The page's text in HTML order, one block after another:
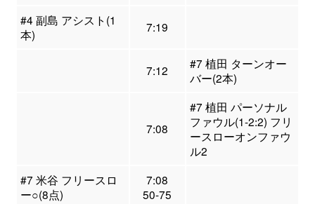
#4 副島 アシスト(1
本)
7:19
7:12
#7 植田 ターンオー
バー(2本)
7:08
#7 植田 パーソナル
ファウル(1-2:2) フリ
ースローオンファウ
ル2
#7 米谷 フリースロ
ー○(8点)
7:08
50-75